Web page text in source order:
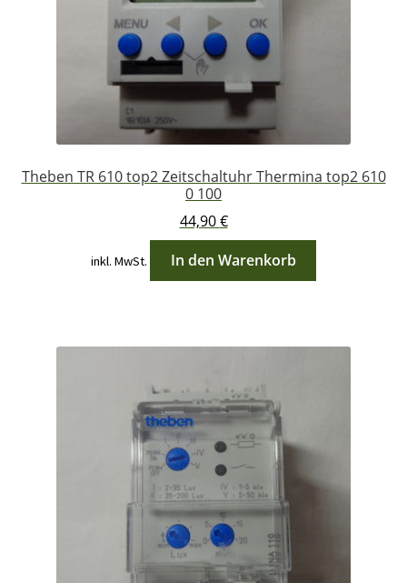
Theben TR 610 top2 Zeitschaltuhr Thermina top2 610
0 100
44,90€
inkl. MwSt. In den Warenkorb